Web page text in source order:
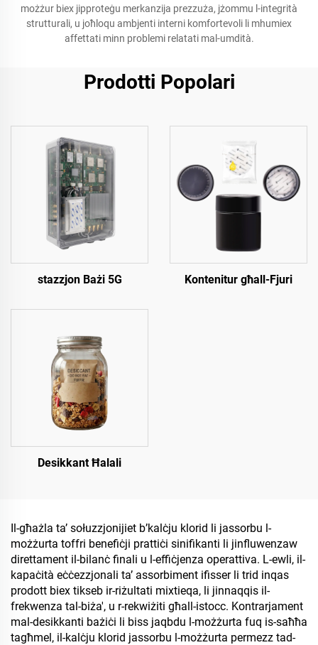
możżur biex jipproteġu merkanzija prezzuża, jżommu l-integrità
strutturali, u joħloqu ambjenti interni komfortevoli li mhumiex
affettati minn problemi relatati mal-umdità.
Prodotti Popolari
stazzjon Bażi 5G Kontenitur għall-Fjuri
Desikkant Ħalali
Il-għażla ta’ sołuzzjonijiet b’kalċju klorid li jassorbu l-
możżurta toffri benefiċji prattiċi sinifikanti li jinfluwenzaw
direttament il-bilanċ finali u l-effiċjenza operattiva. L-ewli, il-
kapaċità eċċezzjonali ta’ assorbiment ifisser li trid inqas
prodott biex tikseb ir-riżultati mixtieqa, li jinnaqqis il-
frekwenza tal-biża', u r-rekwiżiti għall-istocc. Kontrarjament
mal-desikkanti bażiċi li biss jaqbdu l-możżurta fuq is-saħħa
tagħmel, il-kalċju klorid jassorbu l-możżurta permezz tad-